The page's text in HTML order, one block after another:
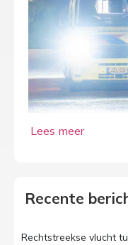
Recente
Rechtstreekse vlucht